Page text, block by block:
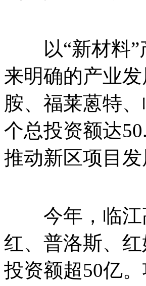
以“新材料”
来明确的产业
胺、福莱蒽特
个总投资额达
推动新区项目发
今年，临江
红、普洛斯、
投资额超50亿